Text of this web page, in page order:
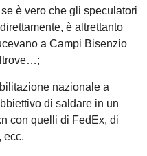
è vero che gli speculatori
è altrettanto
a Campi Bisenzio
nazionale a
di saldare in un
con quelli di FedEx, di
ecc.